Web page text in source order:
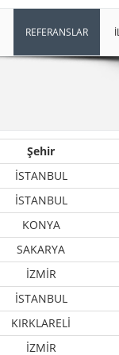
REFERANSLAR
Şehir
İSTANBUL
İSTANBUL
KONYA
SAKARYA
İZMİR
İSTANBUL
KIRKLARELİ
İZMİR